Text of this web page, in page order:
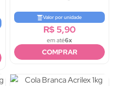
Valor por unidade
R$ 5,90
em até6x
COMPRAR